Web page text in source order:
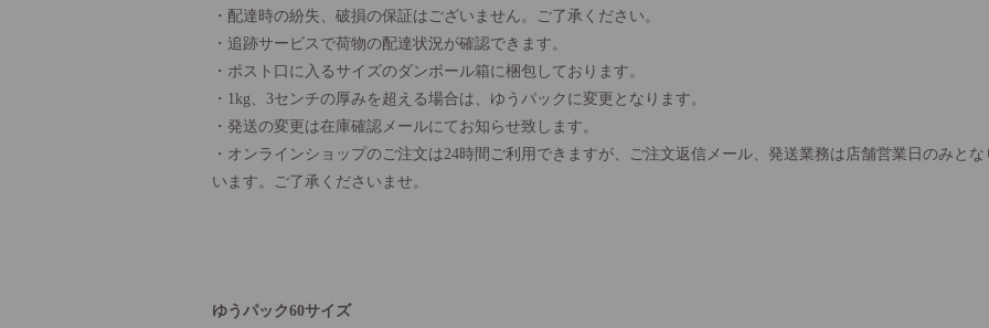
・配達時の紛失、破損の保証はございません。ご了承ください。
・追跡サービスで荷物の配達状況が確認できます。
・ポスト口に入るサイズのダンボール箱に梱包しております。
・1kg、3センチの厚みを超える場合は、ゆうパックに変更となります。
・発送の変更は在庫確認メールにてお知らせ致します。
・オンラインショップのご注文は24時間ご利用できますが、ご注文返信メール、発送業務は店舗営業日のみと
います。ご了承くださいませ。
ゆうパック60サイズ